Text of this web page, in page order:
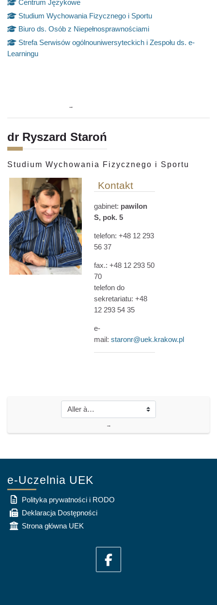
Centrum Językowe
Studium Wychowania Fizycznego i Sportu
Biuro ds. Osób z Niepełnosprawnościami
Strefa Serwisów ogólnouniwersyteckich i Zespołu ds. e-
Learningu
→
dr Ryszard Staroń
Studium Wychowania Fizycznego i Sportu
Kontakt
gabinet: pawilon
S, pok. 5
telefon: +48 12 293
56 37
fax.:+48 12 293 50
70
telefon do
sekretariatu: +48
12 293 54 35
e-
mail:staronr@uek.krakow.pl
→
e-Uczelnia UEK
Polityka prywatności i RODO
Deklaracja Dostępności
Strona główna UEK